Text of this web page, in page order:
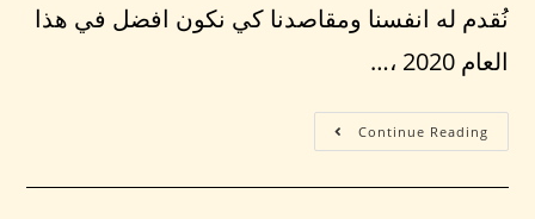
نُقدم له انفسنا ومقاصدنا كي نكون افضل في هذا
العام 2020 ،…
Continue Reading